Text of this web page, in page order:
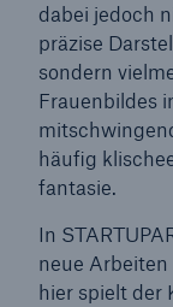
dabei jedoch
präzise
sondern
Frauenbildes
häufig
fantasie.
In
neue
hier spielt der
Tech Trend
Our expert